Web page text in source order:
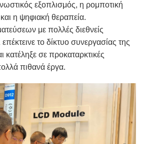
εξοπλισμός, η ρομποτική
η ψηφιακή θεραπεία.
με πολλές διεθνείς
επέκτεινε το δίκτυο συνεργασίας της
κατέληξε σε προκαταρκτικές
πιθανά έργα.